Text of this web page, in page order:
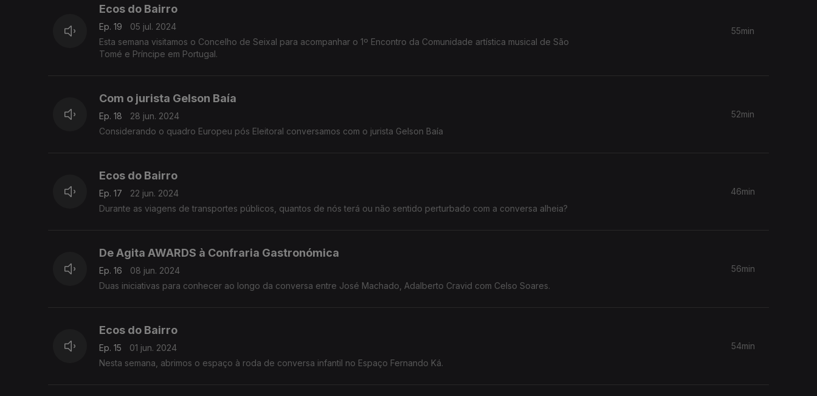
Ecos do Bairro
Ep. 19
05 jul. 2024
Esta semana visitamos o Concelho de Seixal para acompanhar o 1º Encontro da Comunidade artística musical de São
Tomé e Príncipe em Portugal.
55min
Com o jurista Gelson Baía
Ep. 18
28 jun. 2024
Considerando o quadro Europeu pós Eleitoral conversamos com o jurista Gelson Baía
52min
Ecos do Bairro
Ep. 17
22 jun. 2024
Durante as viagens de transportes públicos, quantos de nós terá ou não sentido perturbado com a conversa alheia?
46min
De Agita AWARDS à Confraria Gastronómica
Ep. 16
08 jun. 2024
Duas iniciativas para conhecer ao longo da conversa entre José Machado, Adalberto Cravid com Celso Soares.
56min
Ecos do Bairro
Ep. 15
01 jun. 2024
Nesta semana, abrimos o espaço à roda de conversa infantil no Espaço Fernando Ká.
54min